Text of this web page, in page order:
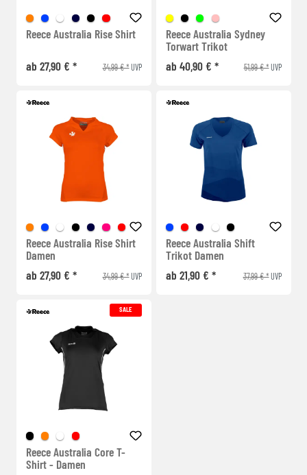
Reece Australia Rise Shirt
ab 27,90 € * 34,99 € *UVP
Reece Australia Sydney
Torwart Trikot
ab 40,90 € *
51,99 € *UVP
Reece Australia Rise Shirt
Damen
ab 27,90 € *
34,99 € *UVP
Reece Australia Shift
Trikot Damen
ab 21,90 € *
37,99 € *UVP
SALE
Reece Australia Core T-
Shirt - Damen